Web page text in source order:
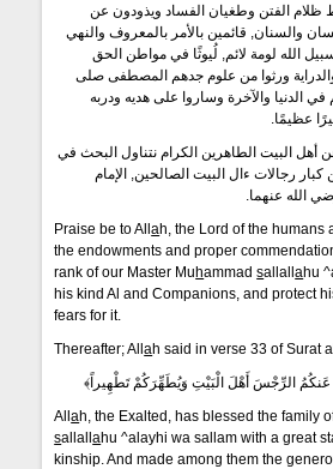
ظلام الفتن وطغيان الفساد ويذودون عن
والسنان, قائمين بالأمر بالمعروف والنهي
الله لومة لائم, لُيوثًا في مواطن الحق
ورثوا من علوم جدهم المصطفى صلى
الدنيا والآخرة وساروا على هديه ودربه
عظيمًا.
أهل البيت الطاهرين الكرام نتناول البحث في
رجالات ءال البيت الصالحين, الإمام
الله عنهما.
Praise be to Allah, the Lord of the humans
the endowments and proper
rank of our Master Muhammadsallallahu
his kind Al and Companions, and protect
fears for it.
Thereafter; Allah said in verse 33 of Surat
عَنكُمُ الرِّجْسَ أَهْلَ الْبَيْتِ وَيُطَهِّرَكُمْ تَطْهِيراً﴾
Allah, the Exalted, has blessed the family
sallallahu ^alayhi wa sallam with a great
kinship. And made among them the